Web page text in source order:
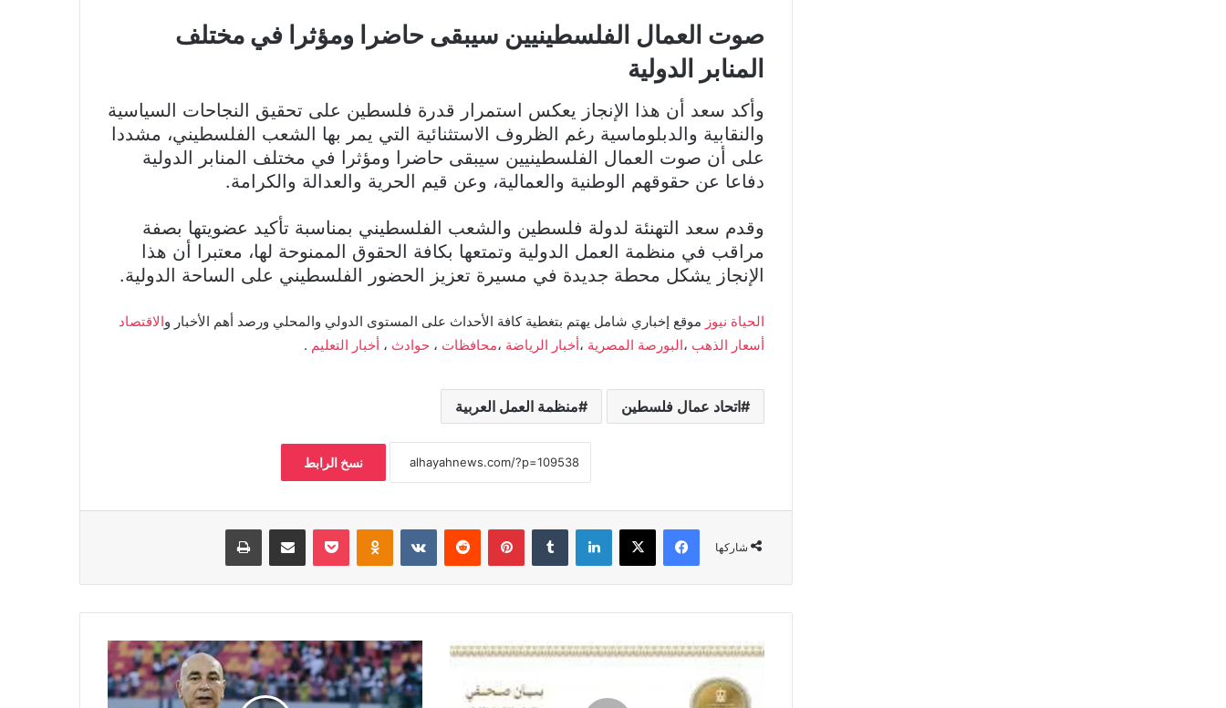
صوت العمال الفلسطينيين سيبقى حاضرا ومؤثرا في مختلف
المنابر الدولية
وأكد سعد أن هذا الإنجاز يعكس استمرار قدرة فلسطين على تحقيق النجاحات السياسية
والنقابية والدبلوماسية رغم الظروف الاستثنائية التي يمر بها الشعب الفلسطيني، مشددا
على أن صوت العمال الفلسطينيين سيبقى حاضرا ومؤثرا في مختلف المنابر الدولية
دفاعا عن حقوقهم الوطنية والعمالية، وعن قيم الحرية والعدالة والكرامة.
وقدم سعد التهنئة لدولة فلسطين والشعب الفلسطيني بمناسبة تأكيد عضويتها بصفة
مراقب في منظمة العمل الدولية وتمتعها بكافة الحقوق الممنوحة لها، معتبرا أن هذا
الإنجاز يشكل محطة جديدة في مسيرة تعزيز الحضور الفلسطيني على الساحة الدولية.
الحياة نيوز موقع إخباري شامل يهتم بتغطية كافة الأحداث على المستوى الدولي والمحلي ورصد أهم الأخبار والاقتصاد
أسعار الذهب ،البورصة المصرية ،أخبار الرياضة ،محافظات ، حوادث ، أخبار التعليم .
اتحاد عمال فلسطين منظمة العمل العربية
نسخ الرابط
شاركها
فيسبوك X لينكدإن بينتيريست Odnoklassniki
بوكيت مشاركة عبر البريد طباعة